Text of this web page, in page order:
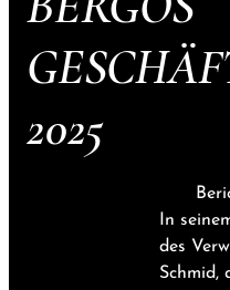
2025
In
des
Schmid,